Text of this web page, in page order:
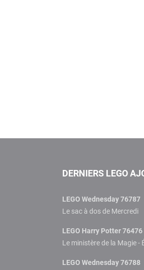
DERNIERS LEGO
LEGO Wednesday 76787
Le sac à dos de Mercredi
LEGO Harry Potter 76476
Le ministère de la Magie -
LEGO Wednesday 76788